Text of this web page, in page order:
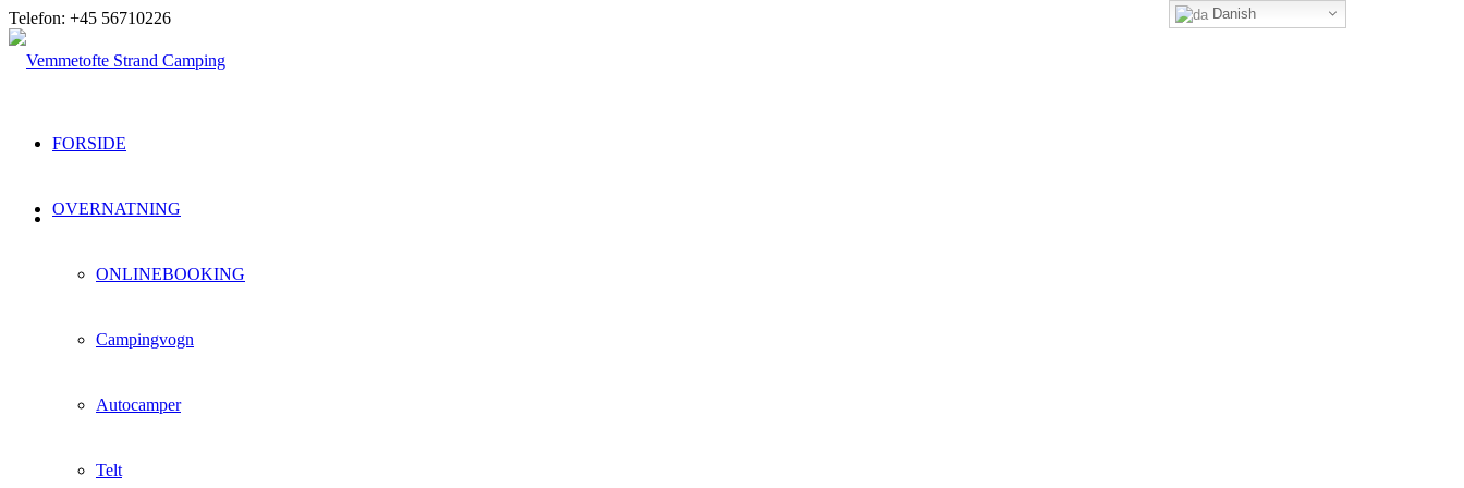
Telefon: +45 56710226
FORSIDE
OVERNATNING
ONLINEBOOKING
Campingvogn
Autocamper
Telt
Danish